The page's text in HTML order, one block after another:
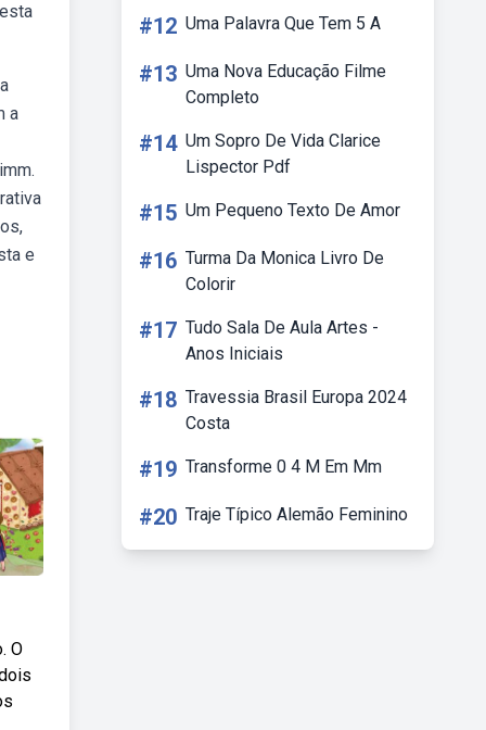
a
e
O
#12 Uma Palavra Que Tem 5 A
#13 Uma Nova Educação Filme
Completo
#14 Um Sopro De Vida Clarice
Lispector Pdf
#15 Um Pequeno Texto De Amor
#16 Turma Da Monica Livro De
Colorir
#17 Tudo Sala De Aula Artes -
Anos Iniciais
#18 Travessia Brasil Europa 2024
Costa
#19 Transforme 0 4 M Em Mm
#20 Traje Típico Alemão Feminino